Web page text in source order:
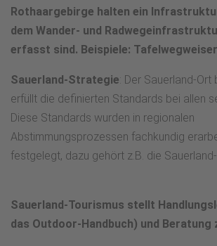
Rothaargebirge halten ein
dem Wander- und
erfasst sind. Beispiele: Tafelwegweiser
Sauerland-Strategie: Der Sauerland-Ort
erfüllt die definierten Standards bei allen
Diese Standards wurden in regionalen
Abstimmungsprozessen fachkundig
festgelegt, dazu gehört z.B. die
Sauerland-Tourismus stellt
das Outdoor-Handbuch) und Beratung